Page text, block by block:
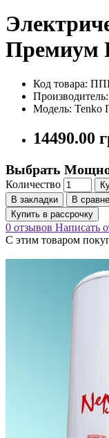
Премиум
Код товара:
Производитель:
Модель: Tenko
14490.00
Выбрать
Количество
В закладки
В
Купить в рассрочку
0 отзывов Написать
С этим товаром